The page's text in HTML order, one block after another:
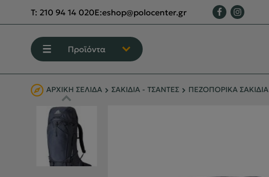
T: 210 94 14 020E:eshop@polocenter.gr
Προϊόντα
ΕΝΔΥΣΗ
ΥΠΟΔΗΣΗ
ΟΡΕΙΒΑΣΙΑ - ΧΕΙΜΕΡΙΝΟ ΒΟΥΝΟ
ΑΡΧΙΚΉ ΣΕΛΊΔΑ ΣΑΚΙΔΙΑ - ΤΣΑΝΤΕΣ ΠΕΖΟΠΟΡΙΚΑ ΣΑΚΙΔΙΑ